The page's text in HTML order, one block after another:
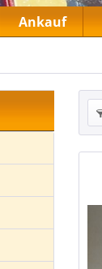
Ankauf